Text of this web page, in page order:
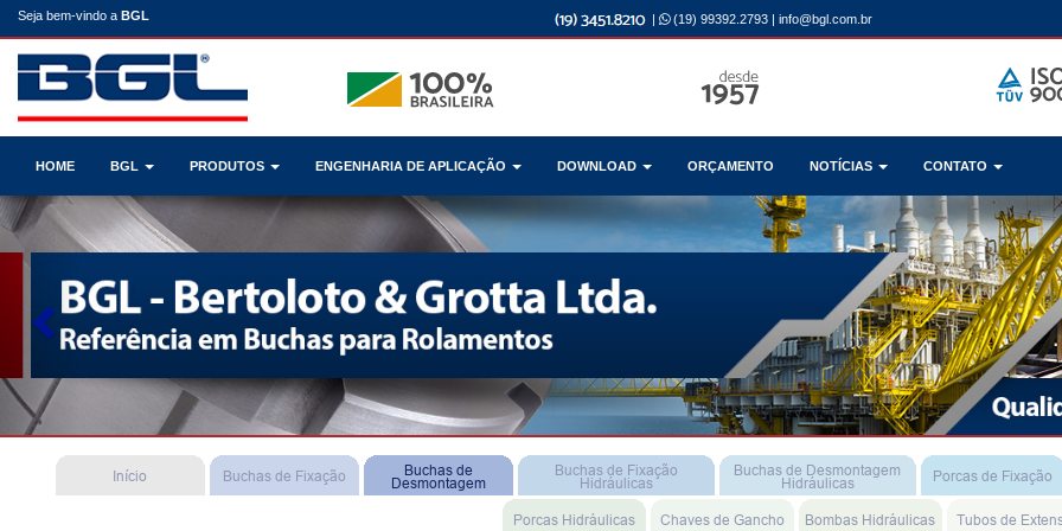
Seja bem-vindo a BGL | (19) 99392.2793 | info@bgl.com.br
HOME BGL PRODUTOS ENGENHARIA DE APLICAÇÃO DOWNLOAD ORÇAMENTO NOTÍCIAS CONTATO
Previous